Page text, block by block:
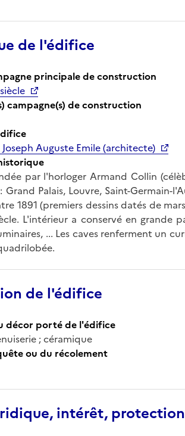
de l'édifice
principale de construction
campagne(s) de construction
Joseph Auguste Emile (architecte)
par l'horloger Armand Collin
Grand Palais, Louvre, Saint-Germain-
1891 (premiers dessins datés de
L'intérieur a conservé en grande
... Les caves renferment un
de l'édifice
décor porté de l'édifice
; céramique
ou du récolement
intérêt,